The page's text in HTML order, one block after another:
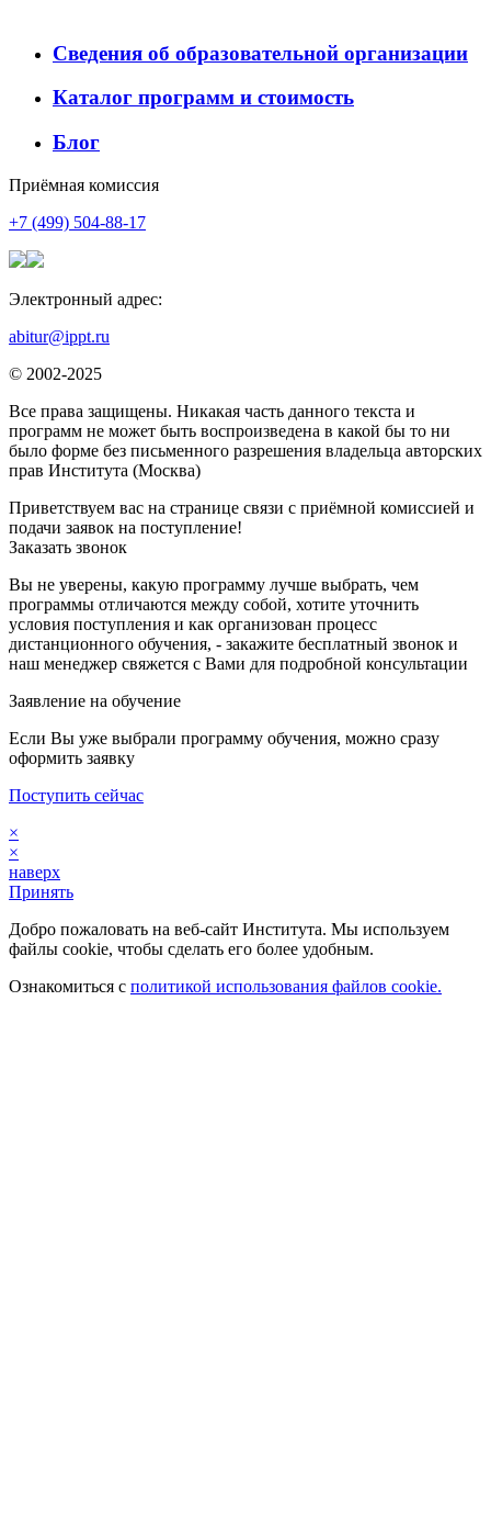
Сведения об образовательной организации
Каталог программ и стоимость
Блог
Приёмная комиссия
+7 (499) 504-88-17
Электронный адрес:
abitur@ippt.ru
© 2002-2025
Все права защищены. Никакая часть данного текста и
программ не может быть воспроизведена в какой бы то ни
было форме без письменного разрешения владельца авторских
прав Института (Москва)
Приветствуем вас на странице связи с приёмной комиссией и
подачи заявок на поступление!
Заказать звонок
Вы не уверены, какую программу лучше выбрать, чем
программы отличаются между собой, хотите уточнить
условия поступления и как организован процесс
дистанционного обучения, - закажите бесплатный звонок и
наш менеджер свяжется с Вами для подробной консультации
Заявление на обучение
Если Вы уже выбрали программу обучения, можно сразу
оформить заявку
Поступить сейчас
×
×
наверх
Принять
Добро пожаловать на веб-сайт Института. Мы используем
файлы cookie, чтобы сделать его более удобным.
Ознакомиться с политикой использования файлов cookie.